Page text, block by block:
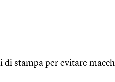
stampa per evitare